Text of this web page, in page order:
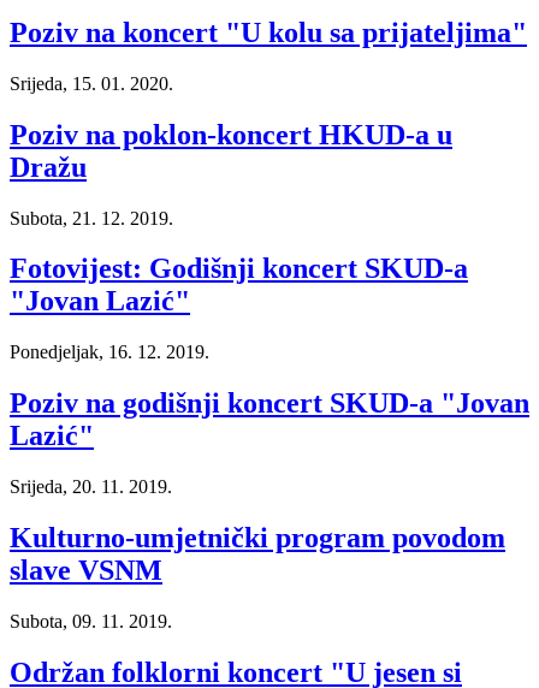
Poziv na koncert "U kolu sa prijateljima"
Srijeda, 15. 01. 2020.
Poziv na poklon-koncert HKUD-a u
Dražu
Subota, 21. 12. 2019.
Fotovijest: Godišnji koncert SKUD-a
"Jovan Lazić"
Ponedjeljak, 16. 12. 2019.
Poziv na godišnji koncert SKUD-a "Jovan
Lazić"
Srijeda, 20. 11. 2019.
Kulturno-umjetnički program povodom
slave VSNM
Subota, 09. 11. 2019.
Održan folklorni koncert "U jesen si